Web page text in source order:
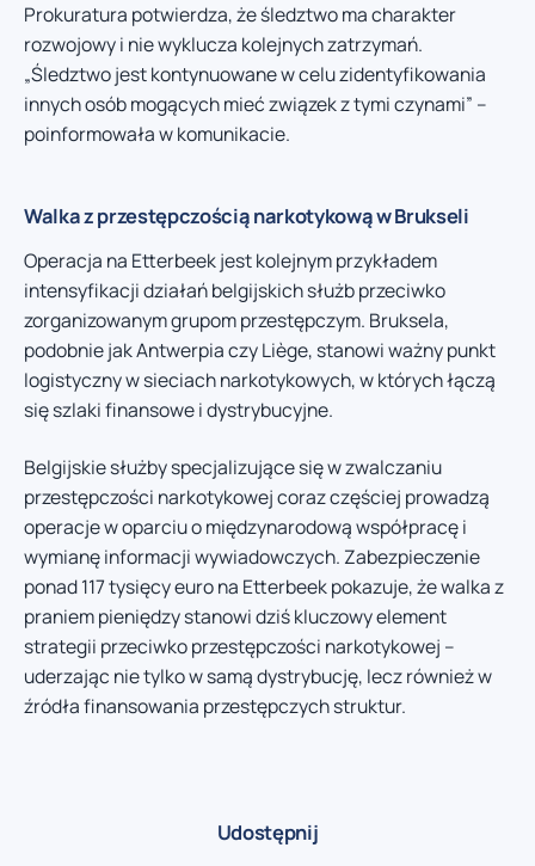
Prokuratura potwierdza, że śledztwo ma charakter
rozwojowy i nie wyklucza kolejnych zatrzymań.
„Śledztwo jest kontynuowane w celu zidentyfikowania
innych osób mogących mieć związek z tymi czynami” –
poinformowała w komunikacie.
Walka z przestępczością narkotykową w Brukseli
Operacja na Etterbeek jest kolejnym przykładem
intensyfikacji działań belgijskich służb przeciwko
zorganizowanym grupom przestępczym. Bruksela,
podobnie jak Antwerpia czy Liège, stanowi ważny punkt
logistyczny w sieciach narkotykowych, w których łączą
się szlaki finansowe i dystrybucyjne.
Belgijskie służby specjalizujące się w zwalczaniu
przestępczości narkotykowej coraz częściej prowadzą
operacje w oparciu o międzynarodową współpracę i
wymianę informacji wywiadowczych. Zabezpieczenie
ponad 117 tysięcy euro na Etterbeek pokazuje, że walka z
praniem pieniędzy stanowi dziś kluczowy element
strategii przeciwko przestępczości narkotykowej –
uderzając nie tylko w samą dystrybucję, lecz również w
źródła finansowania przestępczych struktur.
Udostępnij